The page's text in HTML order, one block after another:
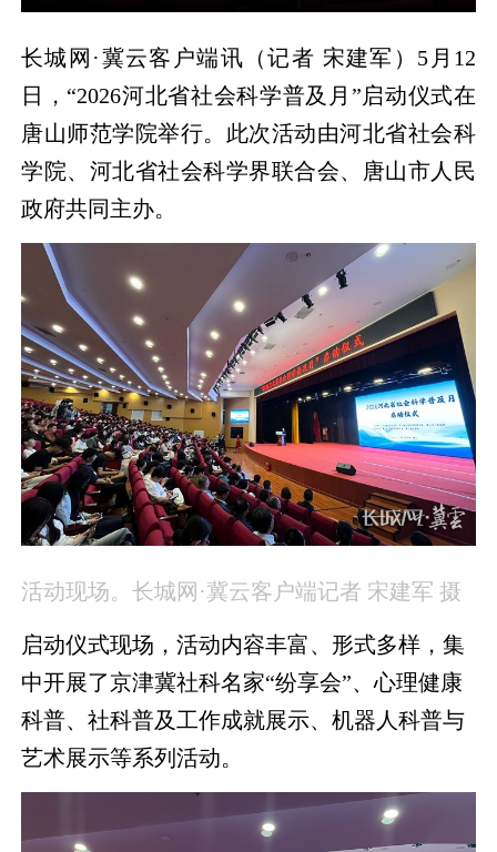
长城网·冀云客户端讯（记者 宋建军）5月12
日，“2026河北省社会科学普及月”启动仪式在
唐山师范学院举行。此次活动由河北省社会科
学院、河北省社会科学界联合会、唐山市人民
政府共同主办。
活动现场。长城网·冀云客户端记者 宋建军 摄
启动仪式现场，活动内容丰富、形式多样，集
中开展了京津冀社科名家“纷享会”、心理健康
科普、社科普及工作成就展示、机器人科普与
艺术展示等系列活动。